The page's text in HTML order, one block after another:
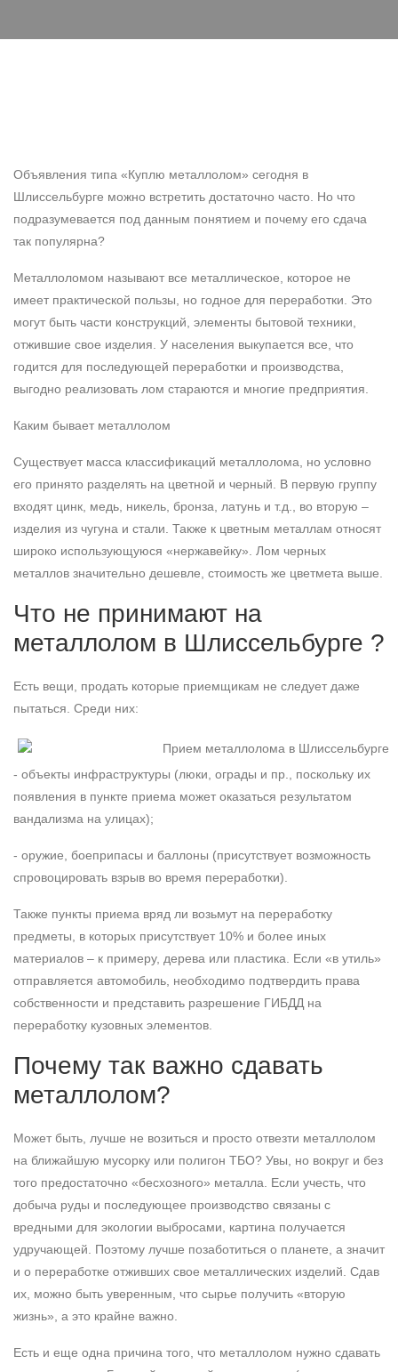
Объявления типа «Куплю металлолом» сегодня в
Шлиссельбурге можно встретить достаточно часто. Но что
подразумевается под данным понятием и почему его сдача
так популярна?
Металлоломом называют все металлическое, которое не
имеет практической пользы, но годное для переработки. Это
могут быть части конструкций, элементы бытовой техники,
отжившие свое изделия. У населения выкупается все, что
годится для последующей переработки и производства,
выгодно реализовать лом стараются и многие предприятия.
Каким бывает металлолом
Существует масса классификаций металлолома, но условно
его принято разделять на цветной и черный. В первую группу
входят цинк, медь, никель, бронза, латунь и т.д., во вторую –
изделия из чугуна и стали. Также к цветным металлам относят
широко использующуюся «нержавейку». Лом черных
металлов значительно дешевле, стоимость же цветмета выше.
Что не принимают на
металлолом в Шлиссельбурге ?
Есть вещи, продать которые приемщикам не следует даже
пытаться. Среди них:
- объекты инфраструктуры (люки, ограды и пр., поскольку их
появления в пункте приема может оказаться результатом
вандализма на улицах);
- оружие, боеприпасы и баллоны (присутствует возможность
спровоцировать взрыв во время переработки).
Также пункты приема вряд ли возьмут на переработку
предметы, в которых присутствует 10% и более иных
материалов – к примеру, дерева или пластика. Если «в утиль»
отправляется автомобиль, необходимо подтвердить права
собственности и представить разрешение ГИБДД на
переработку кузовных элементов.
Почему так важно сдавать
металлолом?
Может быть, лучше не возиться и просто отвезти металлолом
на ближайшую мусорку или полигон ТБО? Увы, но вокруг и без
того предостаточно «бесхозного» металла. Если учесть, что
добыча руды и последующее производство связаны с
вредными для экологии выбросами, картина получается
удручающей. Поэтому лучше позаботиться о планете, а значит
и о переработке отживших свое металлических изделий. Сдав
их, можно быть уверенным, что сырье получить «вторую
жизнь», а это крайне важно.
Есть и еще одна причина того, что металлолом нужно сдавать